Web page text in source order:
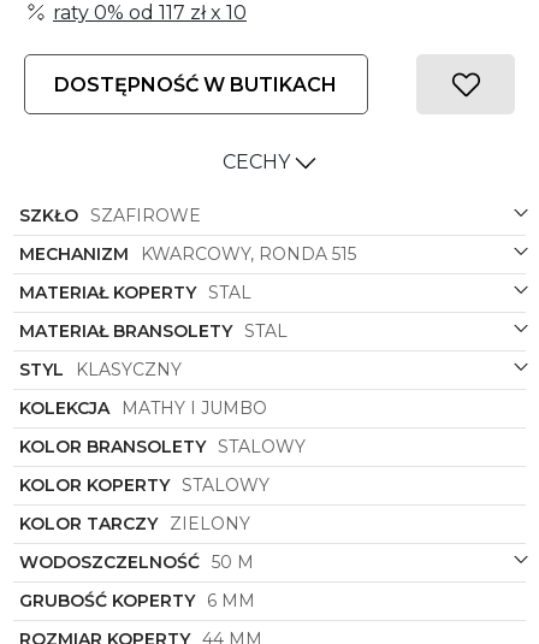
raty 0% od 117 złx 10
DOSTĘPNOŚĆ W BUTIKACH
CECHY
SZKŁO SZAFIROWE
MECHANIZM
KWARCOWY, RONDA 515
MATERIAŁ KOPERTY STAL
MATERIAŁ BRANSOLETY STAL
STYL
KLASYCZNY
KOLEKCJA
MATHY I JUMBO
KOLOR BRANSOLETY STALOWY
KOLOR KOPERTY STALOWY
KOLOR TARCZY ZIELONY
WODOSZCZELNOŚĆ 50 M
GRUBOŚĆ KOPERTY 6 MM